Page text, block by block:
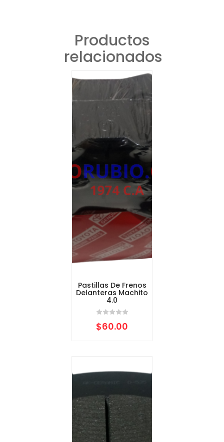
Productos
relacionados
Pastillas De Frenos
Delanteras Machito
4.0
$60.00